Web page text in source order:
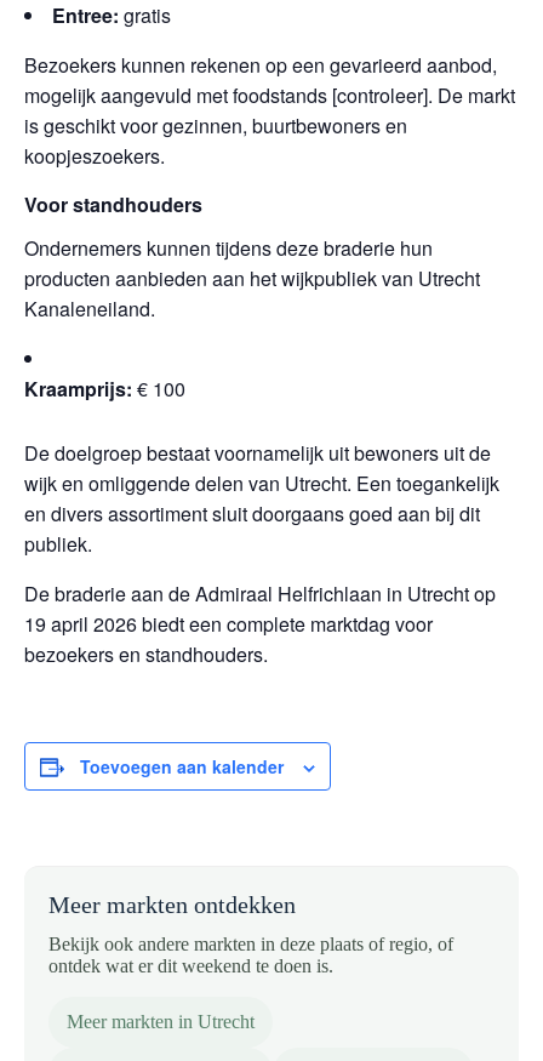
Entree: gratis
Bezoekers kunnen rekenen op een gevarieerd aanbod,
mogelijk aangevuld met foodstands [controleer]. De markt
is geschikt voor gezinnen, buurtbewoners en
koopjeszoekers.
Voor standhouders
Ondernemers kunnen tijdens deze braderie hun
producten aanbieden aan het wijkpubliek van Utrecht
Kanaleneiland.
Kraamprijs: € 100
De doelgroep bestaat voornamelijk uit bewoners uit de
wijk en omliggende delen van Utrecht. Een toegankelijk
en divers assortiment sluit doorgaans goed aan bij dit
publiek.
De braderie aan de Admiraal Helfrichlaan in Utrecht op
19 april 2026 biedt een complete marktdag voor
bezoekers en standhouders.
Toevoegen aan kalender
Meer markten ontdekken
Bekijk ook andere markten in deze plaats of regio, of
ontdek wat er dit weekend te doen is.
Meer markten in Utrecht